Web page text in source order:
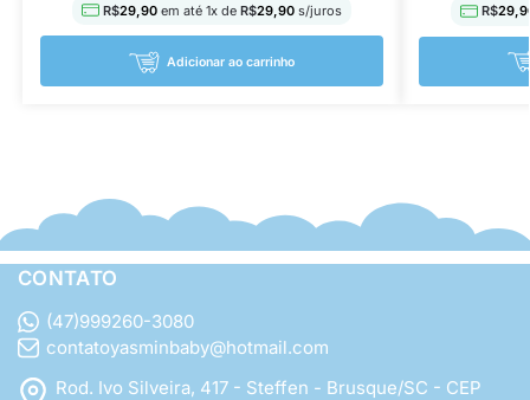
R$29,90 em até 1x de R$29,90s/juros
Adicionar ao carrinho
R$
CONTATO
(47)999260-3080
contatoyasminbaby@hotmail.com
Rod. Ivo Silveira, 417 - Steffen - Brusque/SC - CEP